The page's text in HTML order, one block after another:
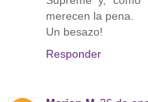
merecen la pena.
Un besazo!
Responder